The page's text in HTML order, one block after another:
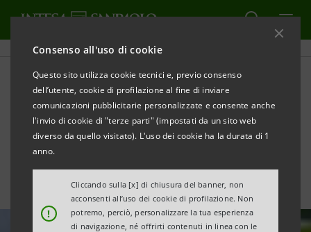
Consenso all'uso di cookie
Questo sito utilizza cookie tecnici e, previo consenso
dell’utente, cookie di profilazione al fine di inviare
comunicazioni pubblicitarie personalizzate e consente anche
l'invio di cookie di "terze parti" (impostati da un sito web
diverso da quello visitato). L'uso dei cookie ha la durata di 1
anno.
!
Cliccando sulla [x] di chiusura del banner, non
acconsenti all’uso dei cookie di profilazione. Non
potremo, perciò, personalizzare la tua esperienza
di navigazione, né offrirti contenuti in linea con le
11° Rapporto la
Bioeconomia in Europa